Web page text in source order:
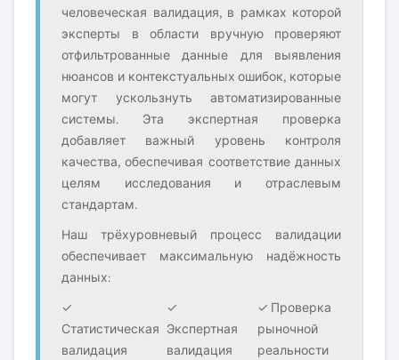
человеческая валидация, в рамках которой
эксперты в области вручную проверяют
отфильтрованные данные для выявления
нюансов и контекстуальных ошибок, которые
могут ускользнуть автоматизированные
системы. Эта экспертная проверка
добавляет важный уровень контроля
качества, обеспечивая соответствие данных
целям исследования и отраслевым
стандартам.
Наш трёхуровневый процесс валидации
обеспечивает максимальную надёжность
данных:
✓
Статистическая
валидация
✓
Экспертная
валидация
✓ Проверка
рыночной
реальности